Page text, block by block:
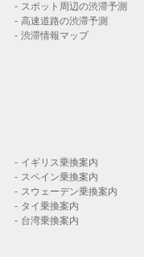
スポット周辺の渋滞予測
高速道路の渋滞予測
渋滞情報マップ
イギリス乗換案内
スペイン乗換案内
スウェーデン乗換案内
タイ乗換案内
台湾乗換案内